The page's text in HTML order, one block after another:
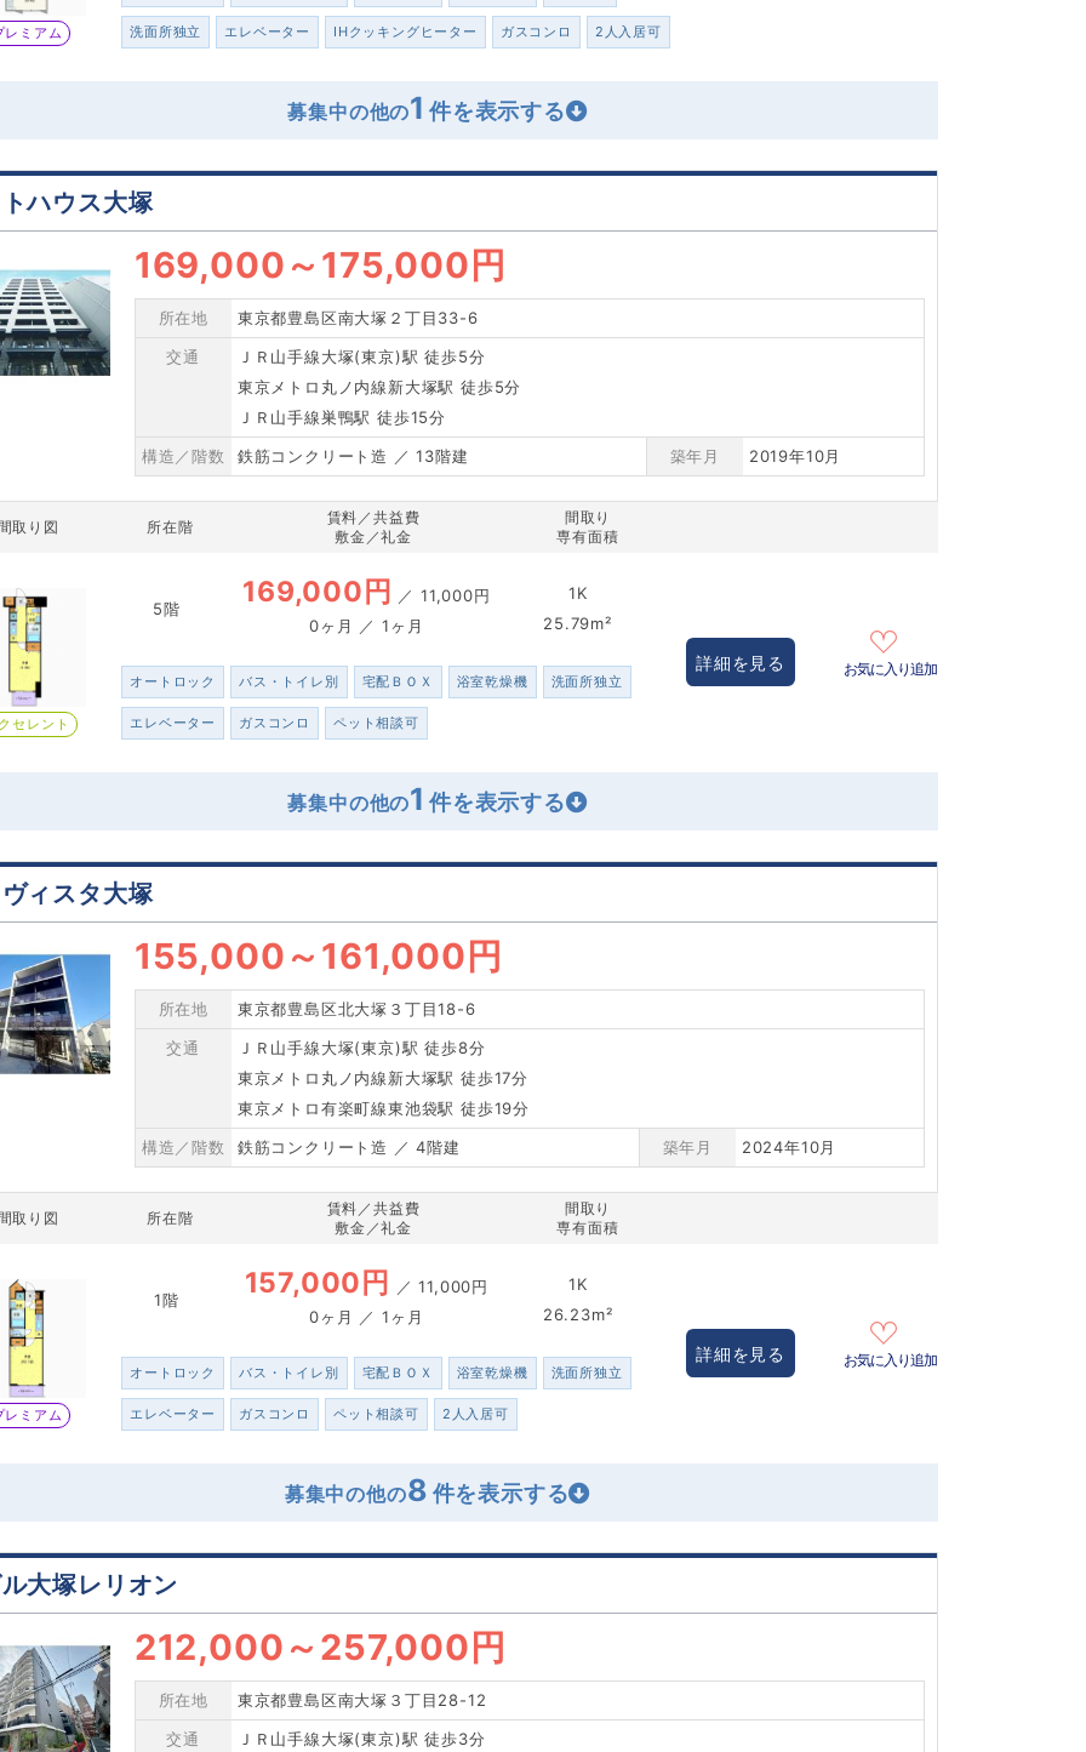
レミアム 洗面所独立 エレベーター IHクッキングヒーター ガスコンロ 2人入居可
募集中の他の1
ハウス大塚
169,000 ～ 175,000円
所在地
東京都豊島区南大塚２丁目33-6
交通
ＪＲ山手線大塚(東京)駅 徒歩5分
東京メトロ丸ノ内線新大塚駅 徒歩5分
ＪＲ山手線巣鴨駅 徒歩15分
構造／階数
鉄筋コンクリート造 ／ 13階建 築年月 2019年10月
取り図 所在階
賃料／共益費
敷金／礼金
間取り
専有面積
セレント
5階 169,000円 ／ 11,000円
0ヶ月 ／ 1ヶ月
1K
25.79m²
オートロック バス・トイレ別 宅配ＢＯＸ 浴室乾燥機 洗面所独立
エレベーター ガスコンロ ペット相談可
詳細を見る お気に入り追加
募集中の他の1
ィスタ大塚
155,000 ～ 161,000円
所在地
東京都豊島区北大塚３丁目18-6
交通
ＪＲ山手線大塚(東京)駅 徒歩8分
東京メトロ丸ノ内線新大塚駅 徒歩17分
東京メトロ有楽町線東池袋駅 徒歩19分
構造／階数
鉄筋コンクリート造 ／ 4階建 築年月 2024年10月
取り図 所在階
賃料／共益費
敷金／礼金
間取り
専有面積
レミアム
1階 157,000円 ／11,000円
0ヶ月 ／ 1ヶ月
1K
26.23m²
オートロック バス・トイレ別 宅配ＢＯＸ 浴室乾燥機 洗面所独立
エレベーター ガスコンロ ペット相談可 2人入居可
詳細を見る お気に入り追加
募集中の他の8
大塚レリオン
212,000 ～ 257,000円
所在地
東京都豊島区南大塚３丁目28-12
交通
ＪＲ山手線大塚(東京)駅 徒歩3分